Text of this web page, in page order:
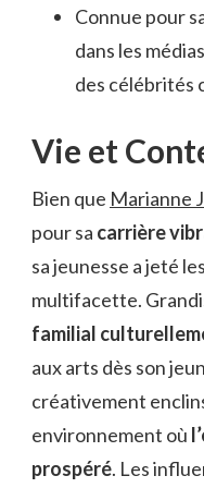
Connue pour
dans les
des célébrités
Vie et
Bien que Marianne
pour sa carrière
sa jeunesse a jeté
multifacette.
familial
aux arts dès son
créativement
environnement où
prospéré. Les